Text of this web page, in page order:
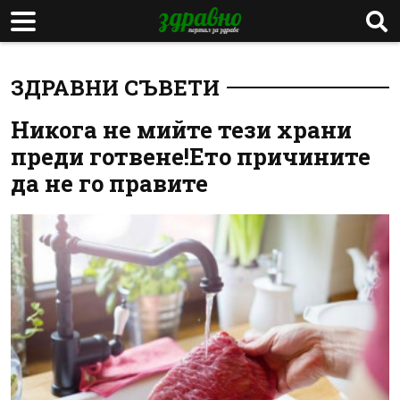
ЗДРАВНИ СЪВЕТИ
Никога не мийте тези храни
преди готвене!Ето причините
да не го правите